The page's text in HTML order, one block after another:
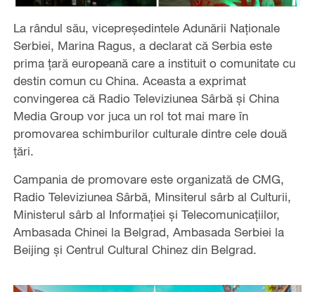
La rândul său, vicepreședintele Adunării Naționale
Serbiei, Marina Ragus, a declarat că Serbia este
prima țară europeană care a instituit o comunitate cu
destin comun cu China. Aceasta a exprimat
convingerea că Radio Televiziunea Sârbă și China
Media Group vor juca un rol tot mai mare în
promovarea schimburilor culturale dintre cele două
țări.
Campania de promovare este organizată de CMG,
Radio Televiziunea Sârbă, Minsiterul sârb al Culturii,
Ministerul sârb al Informației și Telecomunicațiilor,
Ambasada Chinei la Belgrad, Ambasada Serbiei la
Beijing și Centrul Cultural Chinez din Belgrad.